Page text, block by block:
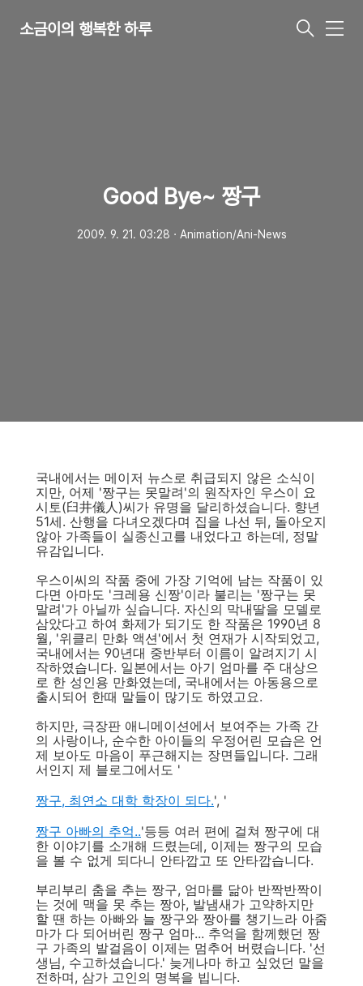
소금이의 행복한 하루
메
Good Bye~ 짱구
2009. 9. 21. 03:28 ㆍ Animation/Ani-News
국내에서는 메이저 뉴스로 취급되지 않은 소식이
지만, 어제 '짱구는 못말려'의 원작자인 우스이 요
시토(臼井儀人)씨가 유명을 달리하셨습니다. 향년
51세. 산행을 다녀오겠다며 집을 나선 뒤, 돌아오지
않아 가족들이 실종신고를 내었다고 하는데, 정말
유감입니다.
우스이씨의 작품 중에 가장 기억에 남는 작품이 있
다면 아마도 '크레용 신짱'이라 불리는 '짱구는 못
말려'가 아닐까 싶습니다. 자신의 막내딸을 모델로
삼았다고 하여 화제가 되기도 한 작품은 1990년 8
월, '위클리 만화 액션'에서 첫 연재가 시작되었고,
국내에서는 90년대 중반부터 이름이 알려지기 시
작하였습니다. 일본에서는 아기 엄마를 주 대상으
로 한 성인용 만화였는데, 국내에서는 아동용으로
출시되어 한때 말들이 많기도 하였고요.
하지만, 극장판 애니메이션에서 보여주는 가족 간
의 사랑이나, 순수한 아이들의 우정어린 모습은 언
제 보아도 마음이 푸근해지는 장면들입니다. 그래
서인지 제 블로그에서도 '
짱구, 최연소 대학 학장이 되다.', '
짱구 아빠의 추억..'등등 여러 편에 걸쳐 짱구에 대
한 이야기를 소개해 드렸는데, 이제는 짱구의 모습
을 볼 수 없게 되다니 안타깝고 또 안타깝습니다.
부리부리 춤을 추는 짱구, 엄마를 닮아 반짝반짝이
는 것에 맥을 못 추는 짱아, 발냄새가 고약하지만
할 땐 하는 아빠와 늘 짱구와 짱아를 챙기느라 아줌
마가 다 되어버린 짱구 엄마... 추억을 함께했던 짱
구 가족의 발걸음이 이제는 멈추어 버렸습니다. '선
생님, 수고하셨습니다.' 늦게나마 하고 싶었던 말을
전하며, 삼가 고인의 명복을 빕니다.